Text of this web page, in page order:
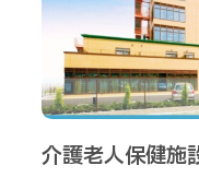
介護老人保健施